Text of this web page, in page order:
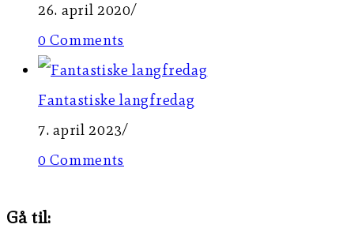
26. april 2020/
0 Comments
Fantastiske langfredag
7. april 2023/
0 Comments
Gå til: